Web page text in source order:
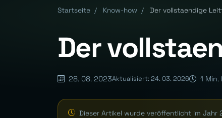
Startseite / Know-how / Der vollstaendige
Der
28. 08. 2023Aktualisiert: 24. 03. 2026 1
Dieser Artikel wurde veröffentlicht im Jahr